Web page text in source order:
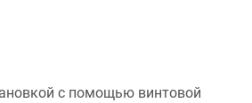
с помощью винтовой